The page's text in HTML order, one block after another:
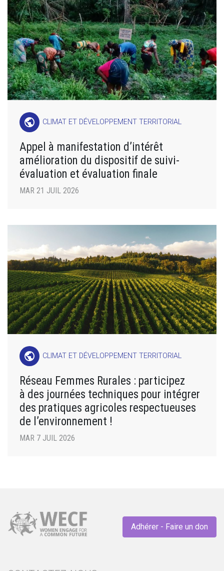
public CLIMAT ET DÉVELOPPEMENT TERRITORIAL
Appel à manifestation d’intérêt
amélioration du dispositif de suivi-
évaluation et évaluation finale
MAR 21 JUIL 2026
public CLIMAT ET DÉVELOPPEMENT TERRITORIAL
Réseau Femmes Rurales : participez
à des journées techniques pour intégrer
des pratiques agricoles respectueuses
de l’environnement !
MAR 7 JUIL 2026
Adhérer - Faire un don